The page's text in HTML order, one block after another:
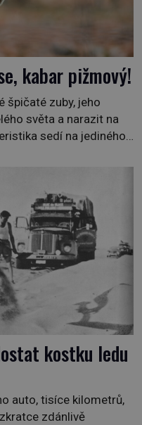
kabar pižmový!
špičaté zuby, jeho
světa a narazit na
sedí na jediného
staletí. Zvíře
[…]
kostku ledu
auto, tisíce kilometrů,
zdánlivě